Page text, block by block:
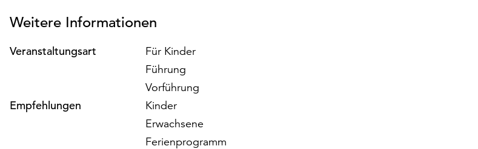
Weitere Informationen
Veranstaltungsart
Für Kinder
Führung
Vorführung
Empfehlungen
Kinder
Erwachsene
Ferienprogramm